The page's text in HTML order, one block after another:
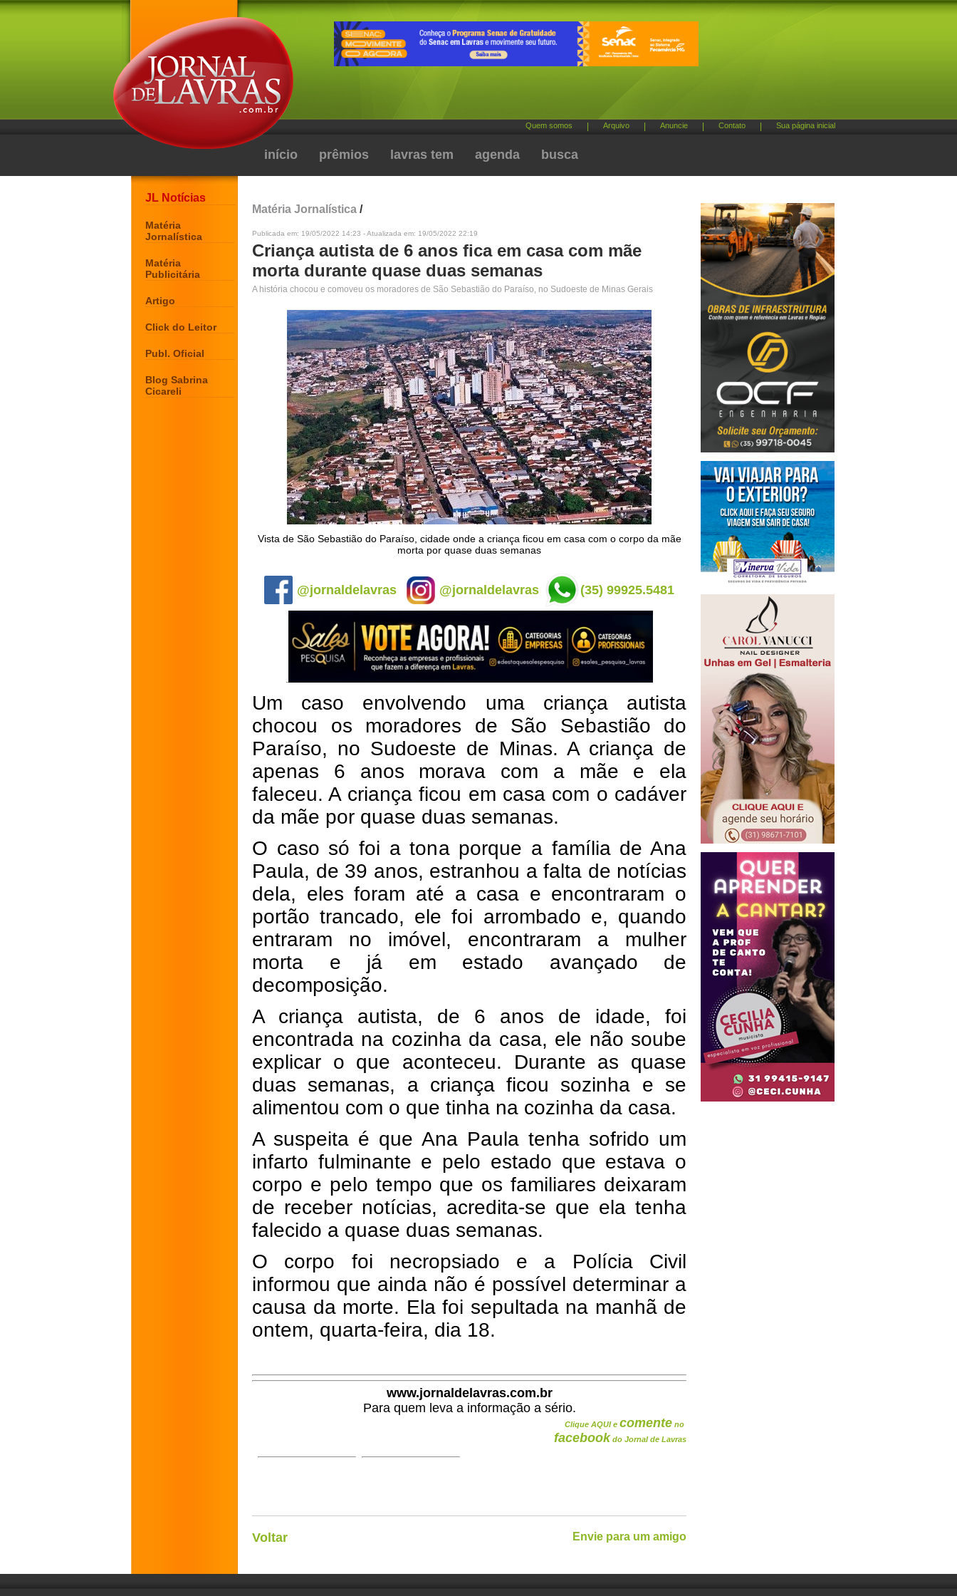
Quem somos Arquivo Anuncie Contato Sua página inicial
início prêmios lavras tem agenda busca
JL Notícias
Matéria
Jornalística
Matéria
Publicitária
Artigo
Click do Leitor
Publ. Oficial
Blog Sabrina
Cicareli
Matéria Jornalística /
Publicada em: 19/05/2022 14:23 - Atualizada em: 19/05/2022 22:19
Criança autista de 6 anos fica em casa com mãe
morta durante quase duas semanas
A história chocou e comoveu os moradores de São Sebastião do Paraíso, no Sudoeste de Minas Gerais
Vista de São Sebastião do Paraíso, cidade onde a criança ficou em casa com o corpo da mãe
morta por quase duas semanas
@jornaldelavras @jornaldelavras (35) 99925.5481
Um caso envolvendo uma criança autista
chocou os moradores de São Sebastião do
Paraíso, no Sudoeste de Minas. A criança de
apenas 6 anos morava com a mãe e ela
faleceu. A criança ficou em casa com o cadáver
da mãe por quase duas semanas.
O caso só foi a tona porque a família de Ana
Paula, de 39 anos, estranhou a falta de notícias
dela, eles foram até a casa e encontraram o
portão trancado, ele foi arrombado e, quando
entraram no imóvel, encontraram a mulher
morta e já em estado avançado de
decomposição.
A criança autista, de 6 anos de idade, foi
encontrada na cozinha da casa, ele não soube
explicar o que aconteceu. Durante as quase
duas semanas, a criança ficou sozinha e se
alimentou com o que tinha na cozinha da casa.
A suspeita é que Ana Paula tenha sofrido um
infarto fulminante e pelo estado que estava o
corpo e pelo tempo que os familiares deixaram
de receber notícias, acredita-se que ela tenha
falecido a quase duas semanas.
O corpo foi necropsiado e a Polícia Civil
informou que ainda não é possível determinar a
causa da morte. Ela foi sepultada na manhã de
ontem, quarta-feira, dia 18.
www.jornaldelavras.com.br
Para quem leva a informação a sério.
Clique AQUI e comente no
facebook do Jornal de Lavras
Voltar Envie para um amigo